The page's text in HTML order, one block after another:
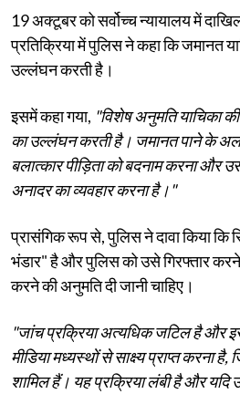
19 अक्टूबर को सर्वोच्च न्यायालय में
प्रतिक्रिया में पुलिस ने कहा कि जमानत
उल्लंघन करती है।
इसमें कहा गया, "विशेष अनुमति याचिका की
का उल्लंघन करती है। जमानत पाने के
बलात्कार पीड़िता को बदनाम करना और
अनादर का व्यवहार करना है।"
प्रासंगिक रूप से, पुलिस ने दावा किया कि
भंडार" है और पुलिस को उसे गिरफ्तार
करने की अनुमति दी जानी चाहिए।
"जांच प्रक्रिया अत्यधिक जटिल है और
मीडिया मध्यस्थों से साक्ष्य प्राप्त करना
शामिल हैं। यह प्रक्रिया लंबी है और यदि